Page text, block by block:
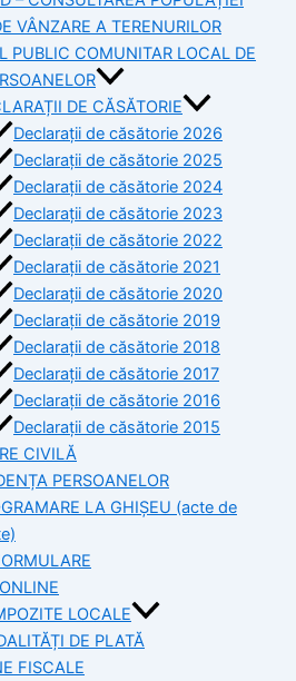
VÂNZARE A TERENURILOR
PUBLIC COMUNITAR LOCAL DE
DE CĂSĂTORIE
Declarații de căsătorie 2026
Declarații de căsătorie 2025
Declarații de căsătorie 2024
Declarații de căsătorie 2023
Declarații de căsătorie 2022
Declarații de căsătorie 2021
Declarații de căsătorie 2020
Declarații de căsătorie 2019
Declarații de căsătorie 2018
Declarații de căsătorie 2017
Declarații de căsătorie 2016
Declarații de căsătorie 2015
CIVILĂ
PERSOANELOR
LA GHIȘEU (acte de
LOCALE
DE PLATĂ
FISCALE